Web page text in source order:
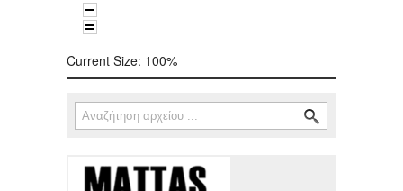
Current Size: 100%
Φόρμα αναζήτησης
Αναζήτηση